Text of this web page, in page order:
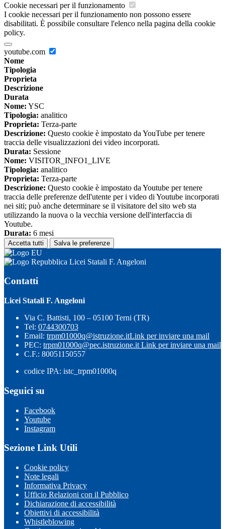
Cookie necessari per il funzionamento
I cookie necessari per il funzionamento non possono essere
disabilitati. È possibile consultare l'elenco nella pagina della cookie
policy.
youtube.com
Nome
Tipologia
Proprieta
Descrizione
Durata
Nome: YSC
Tipologia: analitico
Proprieta: Terza-parte
Descrizione: Questo cookie è impostato da YouTube per tenere
traccia delle visualizzazioni dei video incorporati.
Durata: Sessione
Nome: VISITOR_INFO1_LIVE
Tipologia: analitico
Proprieta: Terza-parte
Descrizione: Questo cookie è impostato da Youtube per tenere
traccia delle preferenze dell'utente per i video di Youtube incorporati
nei siti; può anche determinare se il visitatore del sito web sta
utilizzando la nuova o la vecchia versione dell'interfaccia di
Youtube.
Durata: 6 mesi
Accetta tutti Salva le preferenze
Licei Statali F. Angeloni
Contatti
Licei Statali F. Angeloni
Via C. Battisti, 100 – 05100 Terni (TR)
Tel: 0744300703
Email: trpm01000q@istruzione.itLink per inviare una mail
PEC: trpm01000q@pec.istruzione.it Link per inviare una mail
C.F.: 80051150557
codice IPA: istc_trpm01000q
Seguici su
Facebook
Youtube
Instagram
Sezione Link Utili
Cookie policy
Note legali
Informativa Privacy
Ufficio Relazioni con il Pubblico
Dichiarazione di accessibilità
Obiettivi di accessibilità
Whistleblowing